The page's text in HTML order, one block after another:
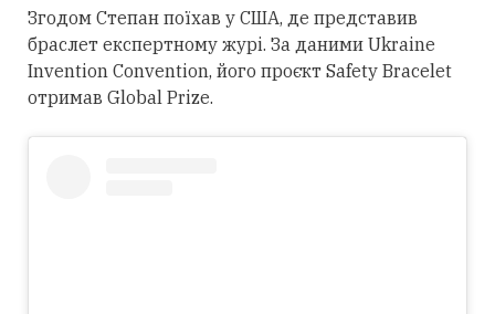
Згодом Степан поїхав у США, де представив
браслет експертному журі. За даними Ukraine
Invention Convention, його проєкт Safety Bracelet
отримав Global Prize.